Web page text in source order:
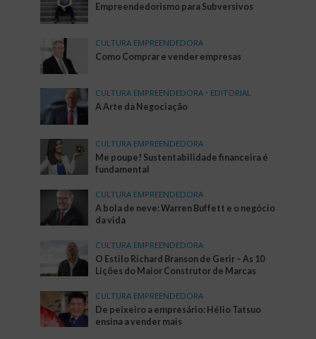
Empreendedorismo para Subversivos
CULTURA EMPREENDEDORA
Como Comprar e vender empresas
CULTURA EMPREENDEDORA • EDITORIAL
A Arte da Negociação
CULTURA EMPREENDEDORA
Me poupe! Sustentabilidade financeira é
fundamental
CULTURA EMPREENDEDORA
A bola de neve: Warren Buffett e o negócio
da vida
CULTURA EMPREENDEDORA
O Estilo Richard Branson de Gerir – As 10
Lições do Maior Construtor de Marcas
CULTURA EMPREENDEDORA
De peixeiro a empresário: Hélio Tatsuo
ensina a vender mais